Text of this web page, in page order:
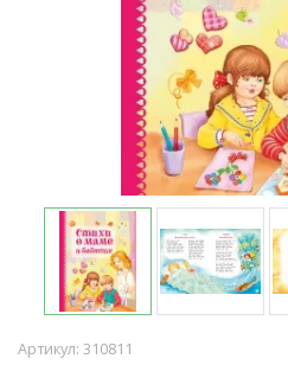
Артикул: 310811